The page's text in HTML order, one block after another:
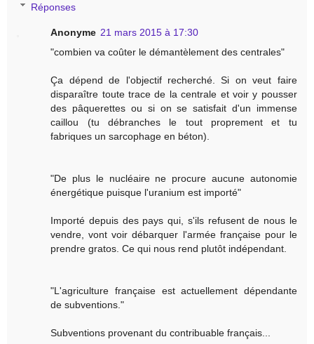
Réponses
Anonyme 21 mars 2015 à 17:30
"combien va coûter le démantèlement des centrales"
Ça dépend de l'objectif recherché. Si on veut faire
disparaître toute trace de la centrale et voir y pousser
des pâquerettes ou si on se satisfait d'un immense
caillou (tu débranches le tout proprement et tu
fabriques un sarcophage en béton).
"De plus le nucléaire ne procure aucune autonomie
énergétique puisque l'uranium est importé"
Importé depuis des pays qui, s'ils refusent de nous le
vendre, vont voir débarquer l'armée française pour le
prendre gratos. Ce qui nous rend plutôt indépendant.
"L'agriculture française est actuellement dépendante
de subventions."
Subventions provenant du contribuable français...